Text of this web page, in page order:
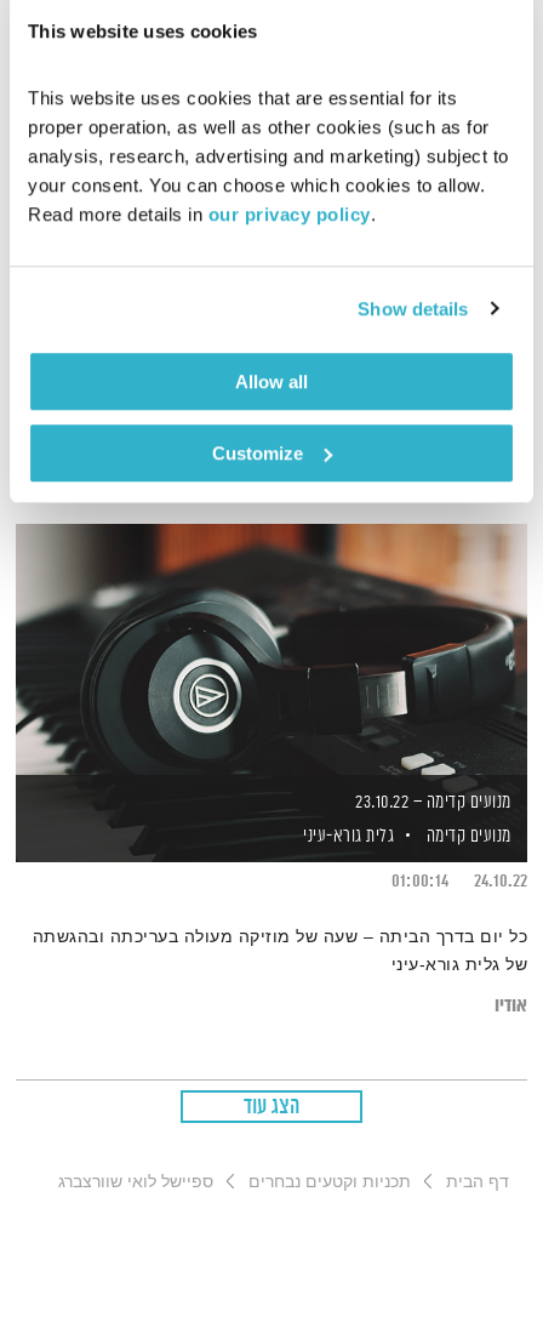
This website uses cookies
This website uses cookies that are essential for its
proper operation, as well as other cookies (such as for
analysis, research, advertising and marketing) subject to
your consent. You can choose which cookies to allow.
Read more details in our privacy policy.
Show details
Allow all
Customize
שירים שורות ושקט – 1.6.24
שירים, שורות ושקט
בני בשן
את משה רב על התורה עם מלאכים ואלוהים. ומוסיקה? נדהמת.
מנועים קדימה – 23.10.22
מנועים קדימה
גלית גורא-עיני
24.10.22
01:00:14
כל יום בדרך הביתה – שעה של מוזיקה מעולה בעריכתה ובהגשתה
של גלית גורא-עיני
אודיו
הצג עוד
דף הבית תכניות וקטעים נבחרים ספיישל לואי שוורצברג